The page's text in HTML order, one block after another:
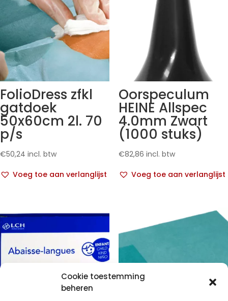
Cookie toestemming
beheren
FolioDress zfkl
gatdoek
50x60cm 2l. 70
p/s
€50,24 incl. btw
Voeg toe aan verlanglijst
Oorspeculum
HEINE Allspec
4.0mm Zwart
(1000 stuks)
€82,86 incl. btw
Voeg toe aan verlanglijst